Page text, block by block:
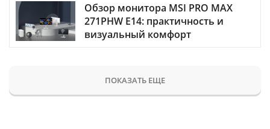
Обзор монитора MSI PRO MAX
271PHW E14: практичность и
визуальный комфорт
ПОКАЗАТЬ ЕЩЕ